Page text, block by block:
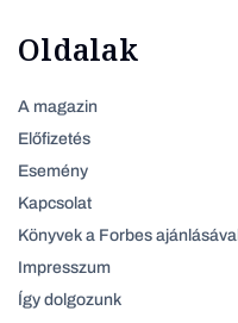
Oldalak
A magazin
Előfizetés
Esemény
Kapcsolat
Könyvek a Forbes ajánlásával
Impresszum
Így dolgozunk